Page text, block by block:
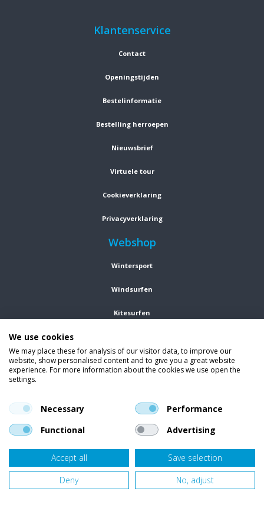
Klantenservice
Contact
Openingstijden
Bestelinformatie
Bestelling herroepen
Nieuwsbrief
Virtuele tour
Cookieverklaring
Privacyverklaring
Webshop
Wintersport
Windsurfen
Kitesurfen
Kleding
Vind ons op social media
En blijf op de hoogte van trends, aanbiedingen en kortingsacties.
Onze klanten beoordelen Van Bellen Wind & Snowgemiddeld met een
op basis van455beoordelingen.
We use cookies
We may place these for analysis of our visitor data, to improve our
website, show personalised content and to give you a great website
experience. For more information about the cookies we use open the
settings.
Necessary
Performance
Functional
Advertising
Accept all
Save selection
Deny
No, adjust